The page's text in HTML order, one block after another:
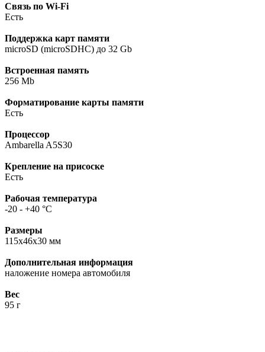
Связь по Wi-Fi
Есть
Поддержка карт памяти
microSD (microSDHC) до 32 Gb
Встроенная память
256 Mb
Форматирование карты памяти
Есть
Процессор
Ambarella A5S30
Крепление на присоске
Есть
Рабочая температура
-20 - +40 °C
Размеры
115x46x30 мм
Дополнительная информация
наложение номера автомобиля
Вес
95 г